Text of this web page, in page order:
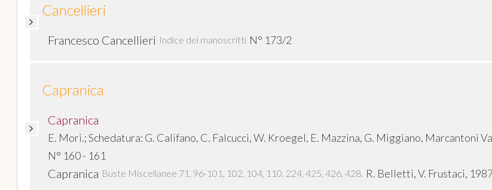
Cancellieri
Francesco Cancellieri Indice dei manoscritti N° 173/2
Capranica
Capranica
E. Mori.; Schedatura: G. Califano, C. Falcucci, W. Kroegel, E. Mazzina, G. Miggiano, Marcantoni
N° 160 - 161
Capranica Buste Miscellanee 71, 96-101, 102, 104, 110, 224, 425, 426, 428. R. Belletti, V. Frustaci,